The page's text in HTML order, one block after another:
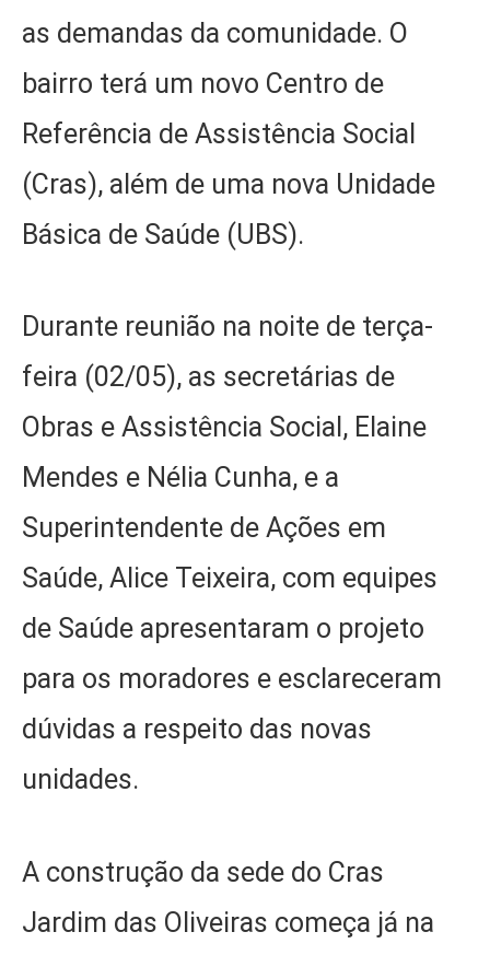
as demandas da comunidade. O
bairro terá um novo Centro de
Referência de Assistência Social
(Cras), além de uma nova Unidade
Básica de Saúde (UBS).
Durante reunião na noite de terça-
feira (02/05), as secretárias de
Obras e Assistência Social, Elaine
Mendes e Nélia Cunha, e a
Superintendente de Ações em
Saúde, Alice Teixeira, com equipes
de Saúde apresentaram o projeto
para os moradores e esclareceram
dúvidas a respeito das novas
unidades.
A construção da sede do Cras
Jardim das Oliveiras começa já na